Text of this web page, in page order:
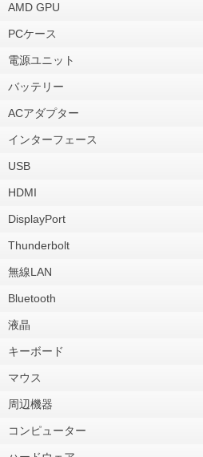
AMD GPU
PCケース
電源ユニット
バッテリー
ACアダプター
インターフェース
USB
HDMI
DisplayPort
Thunderbolt
無線LAN
Bluetooth
液晶
キーボード
マウス
周辺機器
コンピューター